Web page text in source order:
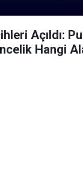
Açıldı:
Hangi